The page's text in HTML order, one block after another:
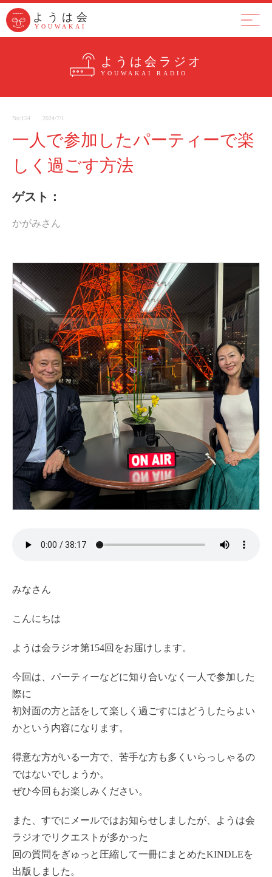
ようは会
YOUWAKAI
ようは会
YOUWAKAI
ようは会ラジオ
YOUWAKAI RADIO
No:154 2024/7/1
一人で参加したパーティーで楽
しく過ごす方法
ゲスト：
かがみさん
みなさん
こんにちは
ようは会ラジオ第154回をお届けします。
今回は、パーティーなどに知り合いなく一人で参加した
際に
初対面の方と話をして楽しく過ごすにはどうしたらよい
かという内容になります。
得意な方がいる一方で、苦手な方も多くいらっしゃるの
ではないでしょうか。
ぜひ今回もお楽しみください。
また、すでにメールではお知らせしましたが、ようは会
ラジオでリクエストが多かった
回の質問をぎゅっと圧縮して一冊にまとめたKINDLEを
出版しました。